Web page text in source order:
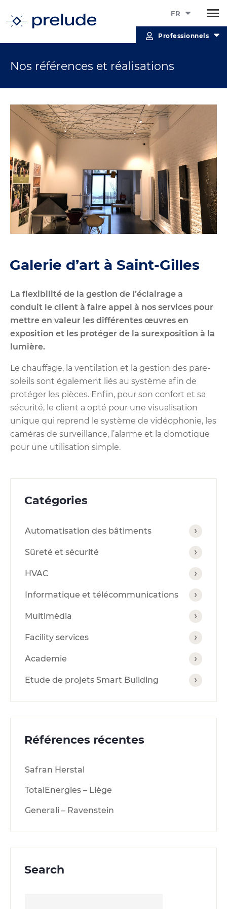
FR
Professionnels
Nos références et réalisations
Galerie d’art à Saint-Gilles
La flexibilité de la gestion de l’éclairage a
conduit le client à faire appel à nos services pour
mettre en valeur les différentes œuvres en
exposition et les protéger de la surexposition à la
lumière.
Le chauffage, la ventilation et la gestion des pare-
soleils sont également liés au système afin de
protéger les pièces. Enfin, pour son confort et sa
sécurité, le client a opté pour une visualisation
unique qui reprend le système de vidéophonie, les
caméras de surveillance, l’alarme et la domotique
pour une utilisation simple.
Catégories
Automatisation des bâtiments
Sûreté et sécurité
HVAC
Informatique et télécommunications
Multimédia
Facility services
Academie
Etude de projets Smart Building
Références récentes
Safran Herstal
TotalEnergies – Liège
Generali – Ravenstein
Search